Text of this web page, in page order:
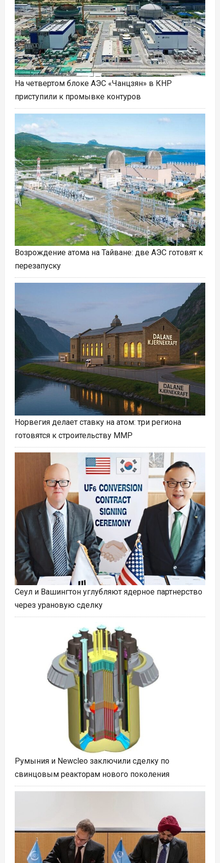
На четвертом блоке АЭС «Чанцзян» в КНР
приступили к промывке контуров
Возрождение атома на Тайване: две АЭС готовят к
перезапуску
Норвегия делает ставку на атом: три региона
готовятся к строительству ММР
Сеул и Вашингтон углубляют ядерное партнерство
через урановую сделку
Румыния и Newcleo заключили сделку по
свинцовым реакторам нового поколения